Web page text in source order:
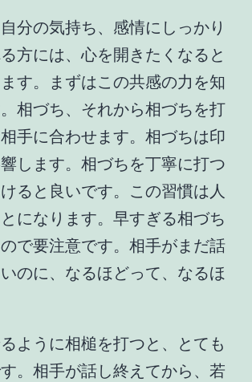
分の気持ち、感情にしっかり
方には、心を開きたくなると
す。まずはこの共感の力を知
相づち、それから相づちを打
手に合わせます。相づちは印
します。相づちを丁寧に打つ
ると良いです。この習慣は人
になります。早すぎる相づち
で要注意です。相手がまだ話
のに、なるほどって、なるほ
ように相槌を打つと、とても
。相手が話し終えてから、若